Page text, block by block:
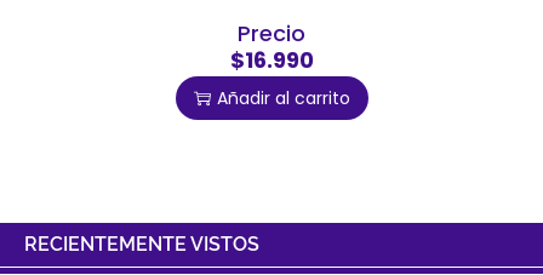
Precio
$16.990
Añadir al carrito
RECIENTEMENTE VISTOS